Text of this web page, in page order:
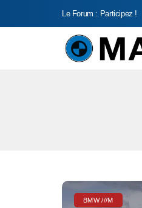
Le Forum : Participez !
BMW ///M